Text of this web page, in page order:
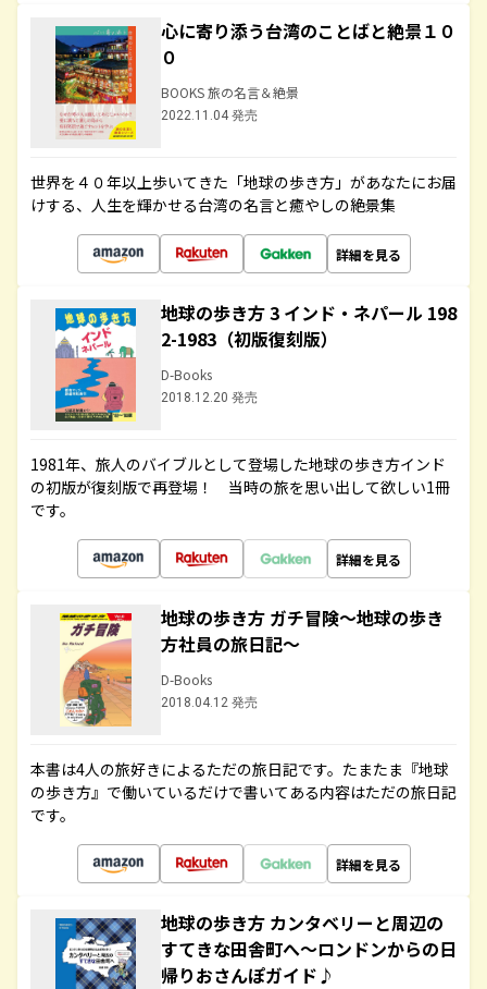
心に寄り添う台湾のことばと絶景１０
０
BOOKS 旅の名言＆絶景
2022.11.04 発売
世界を４０年以上歩いてきた「地球の歩き方」があなたにお届
けする、人生を輝かせる台湾の名言と癒やしの絶景集
詳細を見る
地球の歩き方 3 インド・ネパール 198
2-1983（初版復刻版）
D-Books
2018.12.20 発売
1981年、旅人のバイブルとして登場した地球の歩き方インド
の初版が復刻版で再登場！ 当時の旅を思い出して欲しい1冊
です。
詳細を見る
地球の歩き方 ガチ冒険～地球の歩き
方社員の旅日記～
D-Books
2018.04.12 発売
本書は4人の旅好きによるただの旅日記です。たまたま『地球
の歩き方』で働いているだけで書いてある内容はただの旅日記
です。
詳細を見る
地球の歩き方 カンタベリーと周辺の
すてきな田舎町へ～ロンドンからの日
帰りおさんぽガイド♪